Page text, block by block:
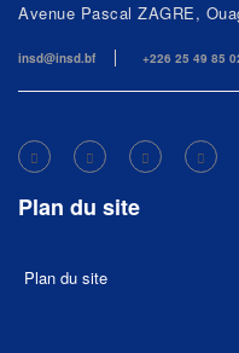
Avenue Pascal ZAGRE,
insd@insd.bf +226 25 49 85
Plan du site
Plan du site